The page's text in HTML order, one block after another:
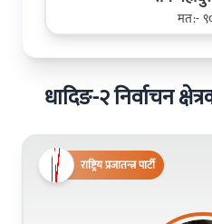
मत:-
धादिङ-२ निर्वाचन
राष्ट्रिय प्रजातन्त्र पार्टी